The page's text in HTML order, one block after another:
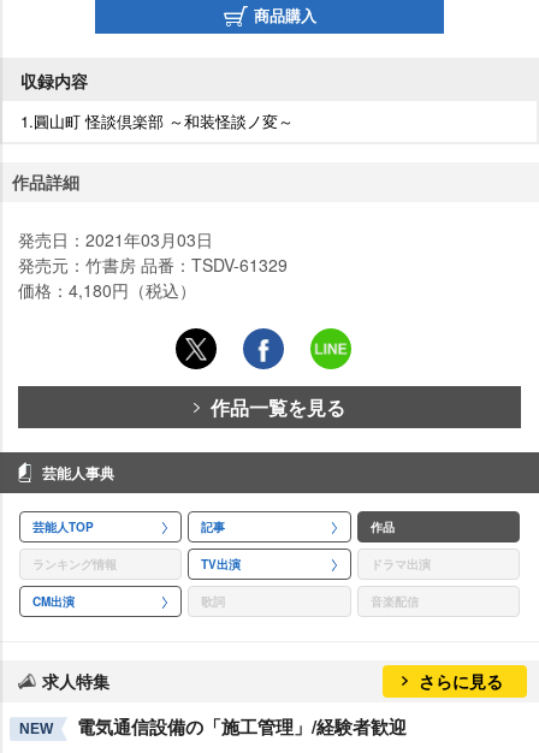
商品購入
収録内容
1.圓山町 怪談倶楽部 ～和装怪談ノ変～
作品詳細
発売日：2021年03月03日
発売元：竹書房 品番：TSDV-61329
価格：4,180円（税込）
作品一覧を見る
芸能人事典
芸能人TOP 記事 作品
ランキング情報 TV出演 ドラマ出演
CM出演 歌詞 音楽配信
求人特集 さらに見る
NEW 電気通信設備の「施工管理」/経験者歓迎